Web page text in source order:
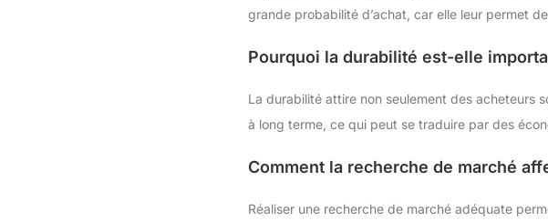
grande probabilité d’achat, car elle leur permet
Pourquoi la durabilité est-elle
La durabilité attire non seulement des acheteurs
à long terme, ce qui peut se traduire par des
Comment la recherche de marché
Réaliser une recherche de marché adéquate